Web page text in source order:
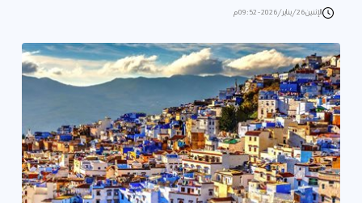
الإثنين 26/يناير/2026 - 09:52 م